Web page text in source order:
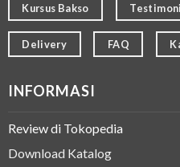
Kursus Bakso
Delivery FAQ
INFORMASI
Review di Tokopedia
Download Katalog